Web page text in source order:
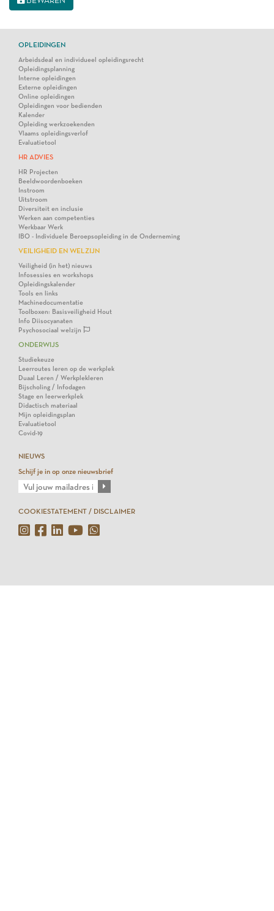
OPLEIDINGEN
Arbeidsdeal en individueel opleidingsrecht
Opleidingsplanning
Interne opleidingen
Externe opleidingen
Online opleidingen
Opleidingen voor bedienden
Kalender
Opleiding werkzoekenden
Vlaams opleidingsverlof
Evaluatietool
HR ADVIES
HR Projecten
Beeldwoordenboeken
Instroom
Uitstroom
Diversiteit en inclusie
Werken aan competenties
Werkbaar Werk
IBO - Individuele Beroepsopleiding in de Onderneming
VEILIGHEID EN WELZIJN
Veiligheid (in het) nieuws
Infosessies en workshops
Opleidingskalender
Tools en links
Machinedocumentatie
Toolboxen: Basisveiligheid Hout
Info Diisocyanaten
Psychosociaal welzijn
ONDERWIJS
Studiekeuze
Leerroutes leren op de werkplek
Duaal Leren / Werkplekleren
Bijscholing / Infodagen
Stage en leerwerkplek
Didactisch materiaal
Mijn opleidingsplan
Evaluatietool
Covid-19
NIEUWS
Schijf je in op onze nieuwsbrief
COOKIESTATEMENT / DISCLAIMER